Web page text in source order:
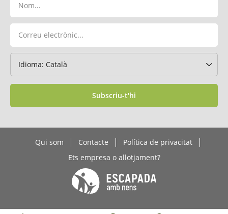
Subscriu-t'hi
Qui som Contacte
Política de privacitat
Ets empresa o allotjament?